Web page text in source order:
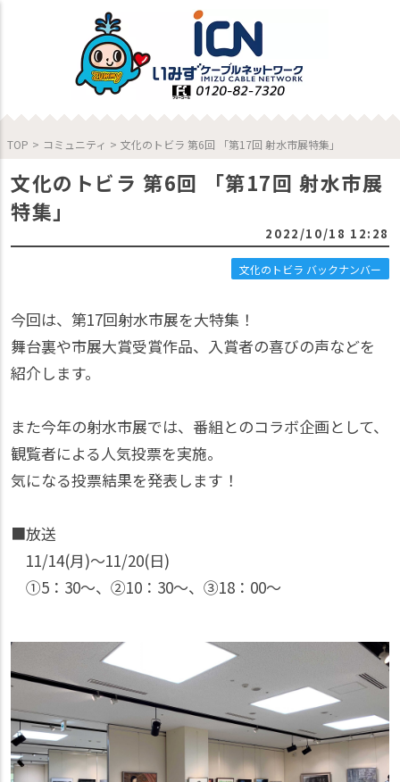
TOP > コミュニティ > 文化のトビラ 第6回 「第17回 射水市展特集」
文化のトビラ 第6回 「第17回 射水市展
特集」
2022/10/18 12:28
文化のトビラ バックナンバー
今回は、第17回射水市展を大特集！
舞台裏や市展大賞受賞作品、入賞者の喜びの声などを
紹介します。
また今年の射水市展では、番組とのコラボ企画として、
観覧者による人気投票を実施。
気になる投票結果を発表します！
■放送
11/14(月)〜11/20(日)
①5：30〜、②10：30〜、③18：00〜